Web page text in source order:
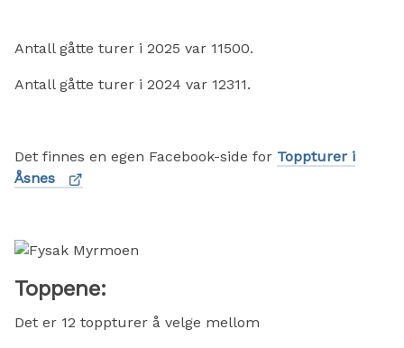
Antall gåtte turer i 2025 var 11500.
Antall gåtte turer i 2024 var 12311.
Det finnes en egen Facebook-side for Toppturer i
Åsnes
Toppene:
Det er 12 toppturer å velge mellom